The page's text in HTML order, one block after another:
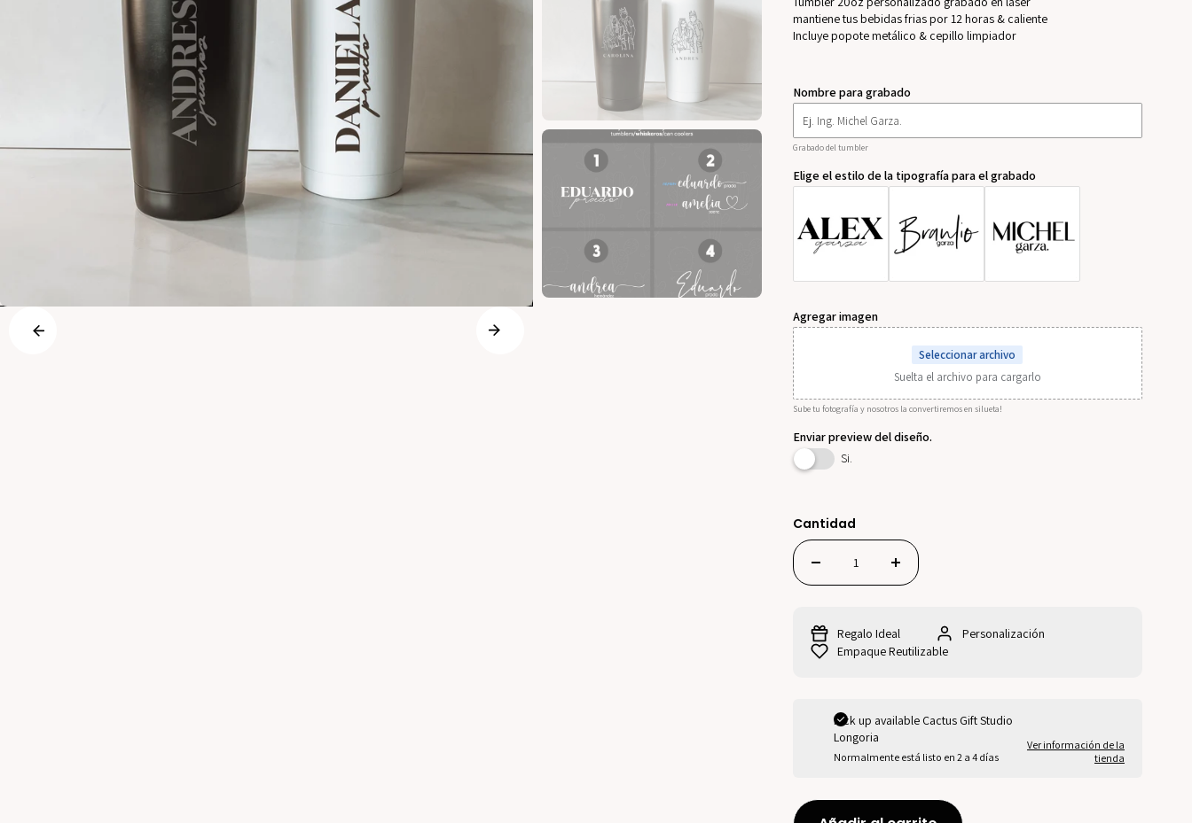
mantiene tus bebidas frias por 12 horas & caliente
Incluye popote metálico & cepillo limpiador
Nombre para grabado
Grabado del tumbler
Elige el estilo de la tipografía para el grabado
Agregar imagen
Seleccionar archivo
Suelta el archivo para cargarlo
Sube tu fotografía y nosotros la convertiremos en silueta!
Enviar preview del diseño.
Si.
Cantidad
Regalo Ideal
Personalización
Empaque Reutilizable
Pick up available Cactus Gift Studio
Longoria
Normalmente está listo en 2 a 4 días
Ver información de la
tienda